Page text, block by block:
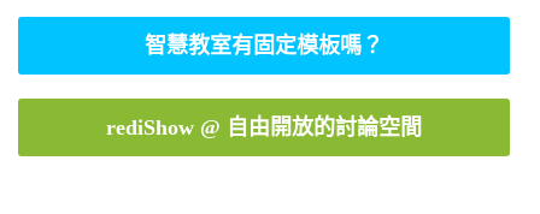
智慧教室有固定模板嗎？
rediShow @ 自由開放的討論空間